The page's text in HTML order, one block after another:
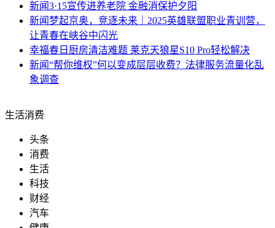
新闻3·15宣传进养老院 金融消保护夕阳
新闻梦起京奥，竞逐未来｜2025英雄联盟职业青训营，
让青春在峡谷中闪光
幸福春日厨房清洁难题 莱克天狼星S10 Pro轻松解决
新闻“帮你维权”何以变成层层收费？法律服务流量化乱
象调查
生活消费
头条
消费
生活
科技
财经
汽车